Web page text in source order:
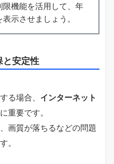
機能を活用して、年
示させましょう。
と安定性
る場合、 インターネット
重要です。
画質が落ちるなどの問題
。